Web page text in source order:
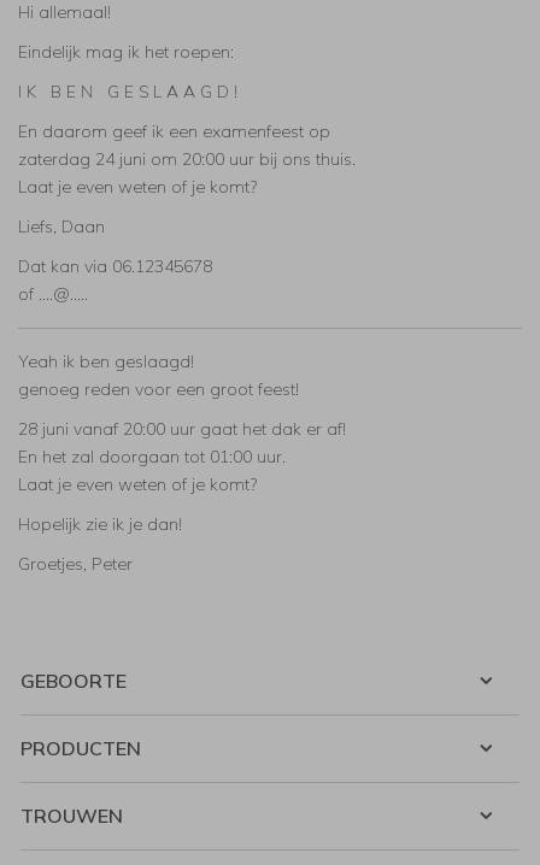
Hi allemaal!
Eindelijk mag ik het roepen:
I K B E N G E S L A A G D !
En daarom geef ik een examenfeest op
zaterdag 24 juni om 20:00 uur bij ons thuis.
Laat je even weten of je komt?
Liefs, Daan
Dat kan via 06.12345678
of ....@.....
Yeah ik ben geslaagd!
genoeg reden voor een groot feest!
28 juni vanaf 20:00 uur gaat het dak er af!
En het zal doorgaan tot 01:00 uur.
Laat je even weten of je komt?
Hopelijk zie ik je dan!
Groetjes, Peter
GEBOORTE
PRODUCTEN
TROUWEN